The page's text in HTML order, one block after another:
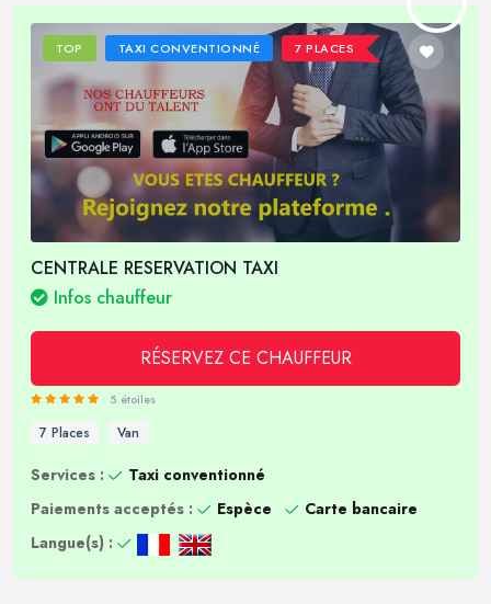
TOP TAXI CONVENTIONNÉ 7 PLACES
CENTRALE RESERVATION TAXI
Infos chauffeur
RÉSERVEZ CE CHAUFFEUR
5 étoiles
7 Places Van
Services :
Taxi conventionné
Paiements acceptés :
Espèce
Carte bancaire
Langue(s) :